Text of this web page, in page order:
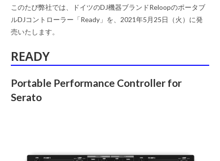
このたび弊社では、ドイツのDJ機器ブランドReloopのポータブ
ルDJコントローラー「Ready」を、2021年5月25日（火）に発
売いたします。
READY
Portable Performance Controller for
Serato